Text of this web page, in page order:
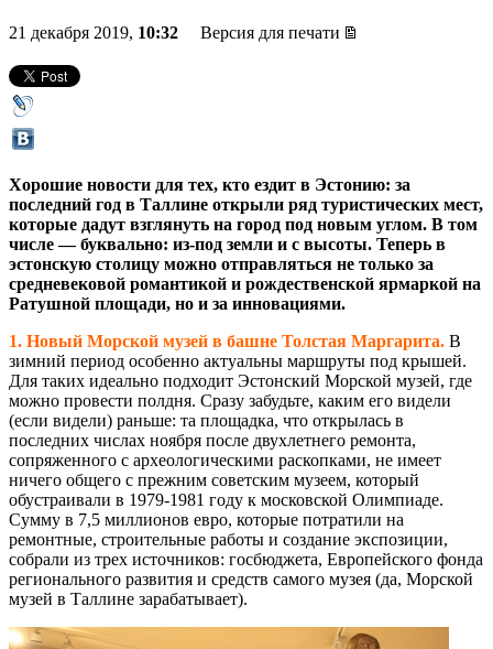
21 декабря 2019, 10:32 Версия для печати
Хорошие новости для тех, кто ездит в Эстонию: за
последний год в Таллине открыли ряд туристических мест,
которые дадут взглянуть на город под новым углом. В том
числе — буквально: из-под земли и с высоты. Теперь в
эстонскую столицу можно отправляться не только за
средневековой романтикой и рождественской ярмаркой на
Ратушной площади, но и за инновациями.
1. Новый Морской музей в башне Толстая Маргарита. В
зимний период особенно актуальны маршруты под крышей.
Для таких идеально подходит Эстонский Морской музей, где
можно провести полдня. Сразу забудьте, каким его видели
(если видели) раньше: та площадка, что открылась в
последних числах ноября после двухлетнего ремонта,
сопряженного с археологическими раскопками, не имеет
ничего общего с прежним советским музеем, который
обустраивали в 1979-1981 году к московской Олимпиаде.
Сумму в 7,5 миллионов евро, которые потратили на
ремонтные, строительные работы и создание экспозиции,
собрали из трех источников: госбюджета, Европейского фонда
регионального развития и средств самого музея (да, Морской
музей в Таллине зарабатывает).